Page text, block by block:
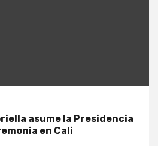
asume la Presidencia
en Cali